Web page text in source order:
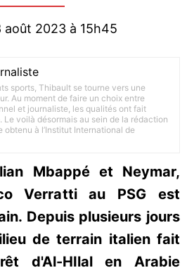
août 2023 à 15h45
sports, Thibault se tourne vers une
Au moment de faire un choix entre
et journaliste, les qualités ont fait
Le voilà désormais au sein de la rédaction
obtenu à l’Institut International de
Mbappé et Neymar,
Verratti au PSG est
Depuis plusieurs jours
de terrain italien fait
d'Al-HIlal en Arabie